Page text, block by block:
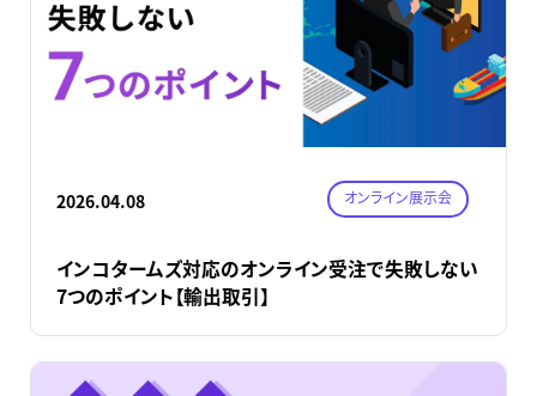
2026.04.08 オンライン展示会
インコタームズ対応のオンライン受注で失敗しない
7つのポイント【輸出取引】